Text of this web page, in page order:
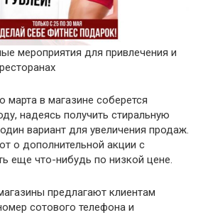
марта в магазине соберется
надеясь получить стиральную
вариант для увеличения продаж.
о дополнительной акции с
еще что-нибудь по низкой цене.
предлагают клиентам
сотового телефона и